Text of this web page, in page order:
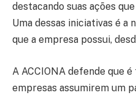
destacando suas ações
Uma dessas iniciativas é a
que a empresa possui,
A ACCIONA defende que
empresas assumirem um